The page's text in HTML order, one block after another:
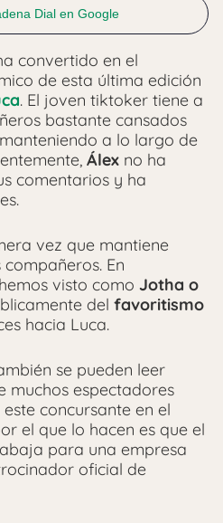
Dial en Google
convertido en el
de esta última edición
. El joven tiktoker tiene a
bastante cansados
a lo largo de
Álex no ha
comentarios y ha
vez que mantiene
En
visto como Jotha o
del favoritismo
hacia Luca.
se pueden leer
muchos espectadores
este concursante en el
el que lo hacen es que el
para una empresa
oficial de